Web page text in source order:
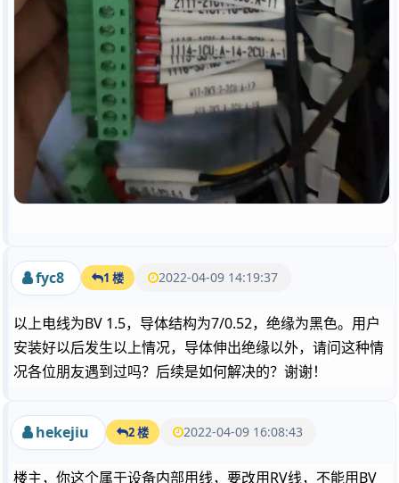
fyc8 1 楼 2022-04-09 14:19:37
以上电线为BV 1.5，导体结构为7/0.52，绝缘为黑色。用户
安装好以后发生以上情况，导体伸出绝缘以外，请问这种情
况各位朋友遇到过吗？后续是如何解决的？谢谢！
hekejiu 2 楼 2022-04-09 16:08:43
楼主，你这个属于设备内部用线，要改用RV线，不能用BV